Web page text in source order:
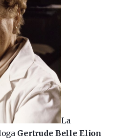
La
Gertrude Belle Elion